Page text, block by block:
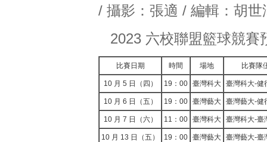
/ 攝影：張適 / 編輯：胡
2023 六校聯盟籃球競賽
比賽日期 時間 場地 比賽隊
10 月 5 日（四） 19：00 臺灣科大 臺灣科大-健
10 月 6 日（五） 19：00 臺灣藝大 臺灣藝大-健
10 月 7 日（六） 11：00 臺灣科大 臺灣科大-臺
10 月 13 日（五） 19：00 臺灣藝大 臺灣藝大-臺